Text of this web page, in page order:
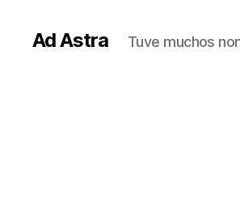
Ad Astra Tuve muchos